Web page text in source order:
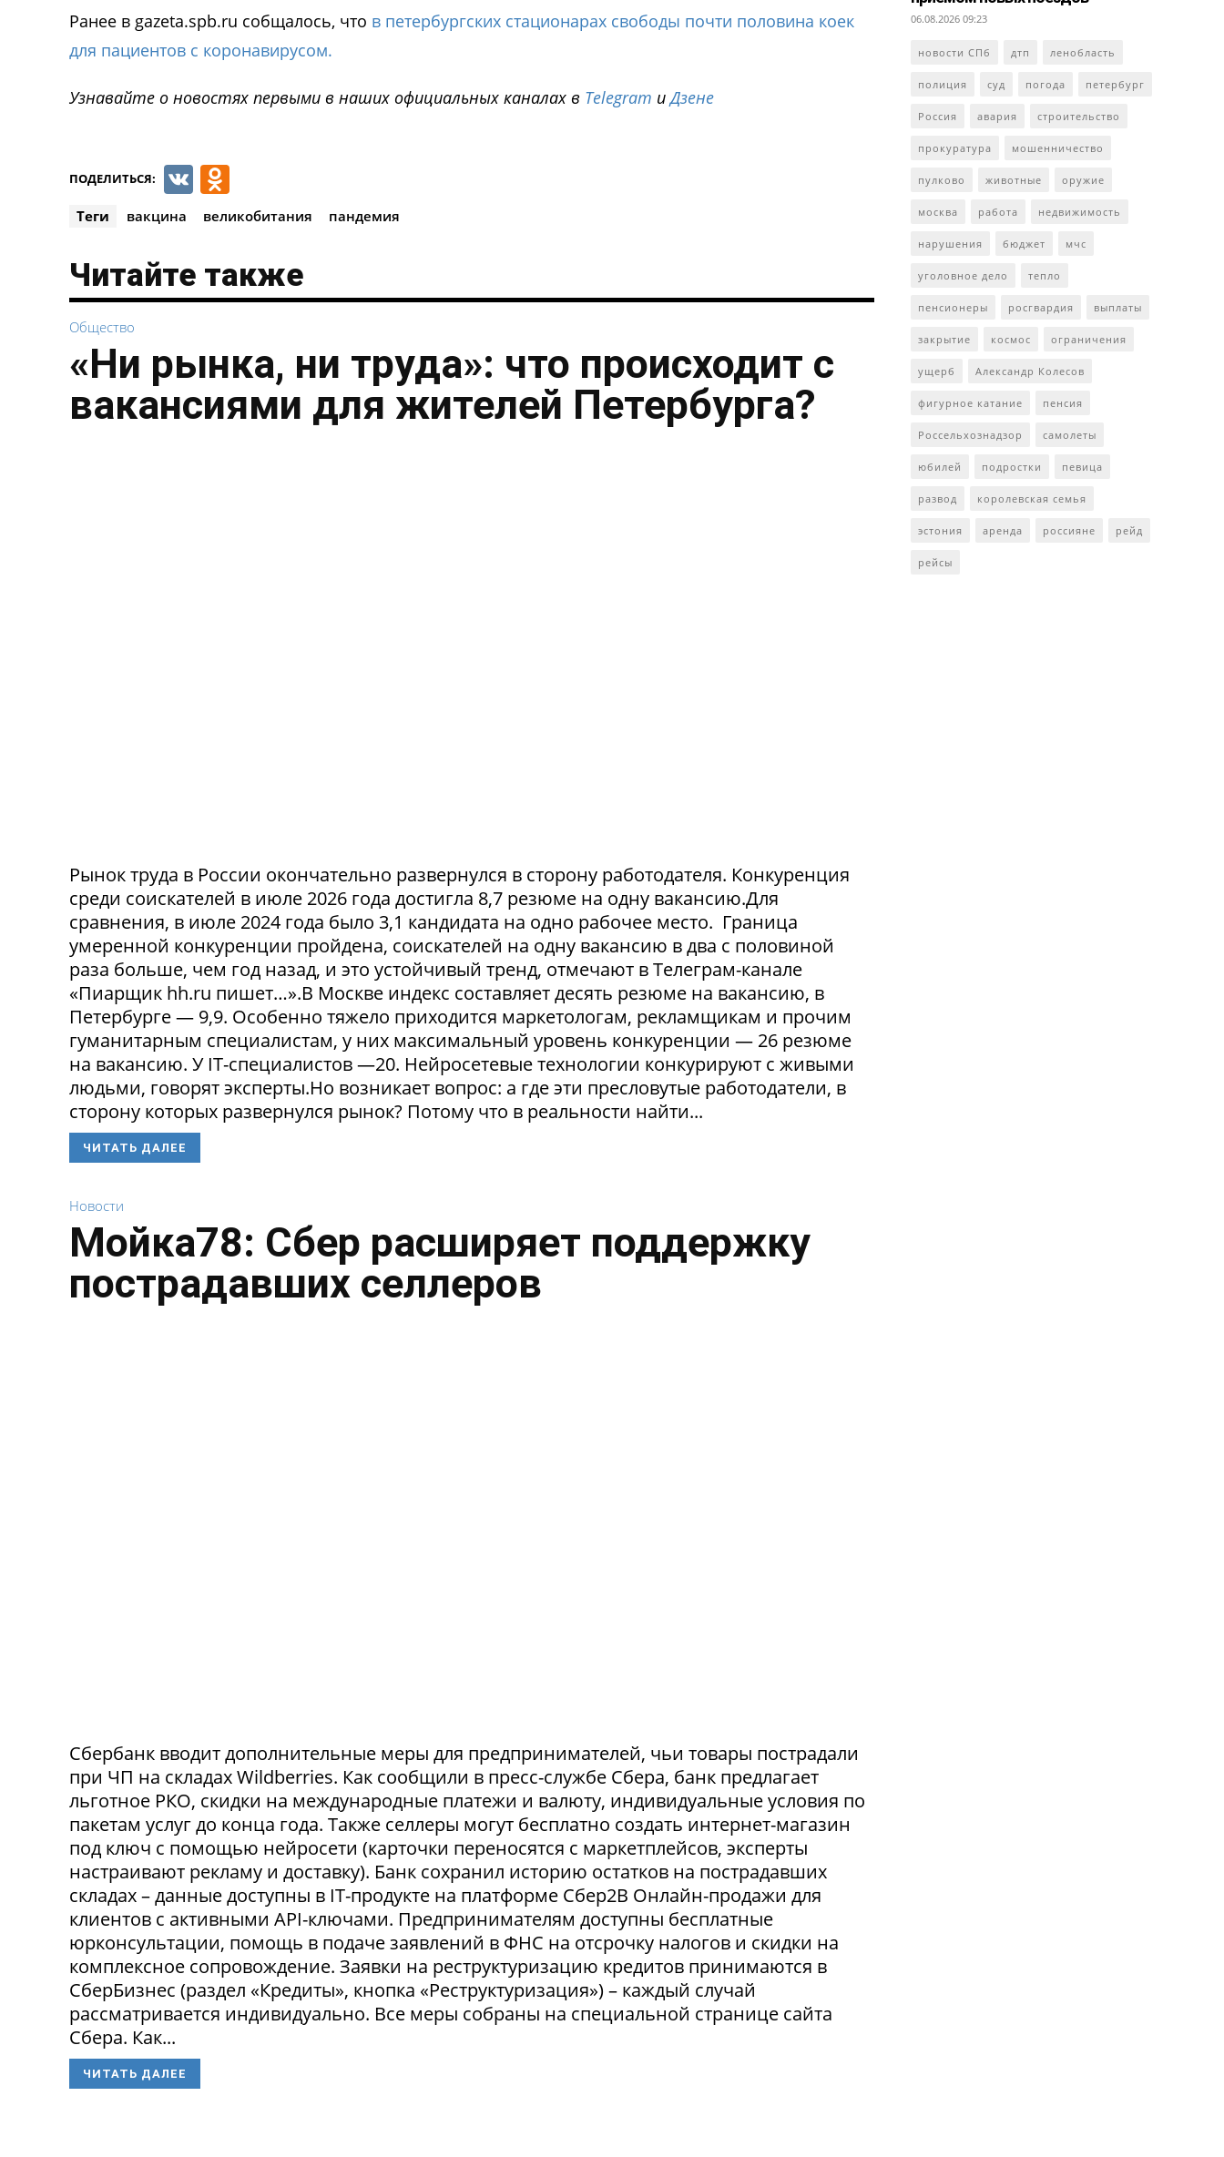
Ранее в gazeta.spb.ru собщалось, что в петербургских стационарах свободы почти половина коек
для пациентов с коронавирусом.
Узнавайте о новостях первыми в наших официальных каналах в Telegram иДзене
ПОДЕЛИТЬСЯ: VK
Теги вакцина великобитания пандемия
Читайте также
Общество
«Ни рынка, ни труда»: что происходит с
вакансиями для жителей Петербурга?
Рынок труда в России окончательно развернулся в сторону работодателя. Конкуренция
среди соискателей в июле 2026 года достигла 8,7 резюме на одну вакансию.Для
сравнения, в июле 2024 года было 3,1 кандидата на одно рабочее место. Граница
умеренной конкуренции пройдена, соискателей на одну вакансию в два с половиной
раза больше, чем год назад, и это устойчивый тренд, отмечают в Телеграм-канале
«Пиарщик hh.ru пишет…».В Москве индекс составляет десять резюме на вакансию, в
Петербурге — 9,9. Особенно тяжело приходится маркетологам, рекламщикам и прочим
гуманитарным специалистам, у них максимальный уровень конкуренции — 26 резюме
на вакансию. У IT-специалистов —20. Нейросетевые технологии конкурируют с живыми
людьми, говорят эксперты.Но возникает вопрос: а где эти пресловутые работодатели, в
сторону которых развернулся рынок? Потому что в реальности найти...
ЧИТАТЬ ДАЛЕЕ
Новости
Мойка78: Сбер расширяет поддержку
пострадавших селлеров
Сбербанк вводит дополнительные меры для предпринимателей, чьи товары пострадали
при ЧП на складах Wildberries. Как сообщили в пресс-службе Сбера, банк предлагает
льготное РКО, скидки на международные платежи и валюту, индивидуальные условия по
пакетам услуг до конца года. Также селлеры могут бесплатно создать интернет-магазин
под ключ с помощью нейросети (карточки переносятся с маркетплейсов, эксперты
настраивают рекламу и доставку). Банк сохранил историю остатков на пострадавших
складах – данные доступны в IT-продукте на платформе Сбер2В Онлайн-продажи для
клиентов с активными API-ключами. Предпринимателям доступны бесплатные
юрконсультации, помощь в подаче заявлений в ФНС на отсрочку налогов и скидки на
комплексное сопровождение. Заявки на реструктуризацию кредитов принимаются в
СберБизнес (раздел «Кредиты», кнопка «Реструктуризация») – каждый случай
рассматривается индивидуально. Все меры собраны на специальной странице сайта
Сбера. Как...
ЧИТАТЬ ДАЛЕЕ
06.08.2026 09:23
новости СПб дтп ленобласть
полиция суд погода петербург
Россия авария строительство
прокуратура мошенничество
пулково животные оружие
москва работа недвижимость
нарушения бюджет мчс
уголовное дело тепло
пенсионеры росгвардия выплаты
закрытие космос ограничения
ущерб Александр Колесов
фигурное катание пенсия
Россельхознадзор самолеты
юбилей подростки певица
развод королевская семья
эстония аренда россияне рейд
рейсы